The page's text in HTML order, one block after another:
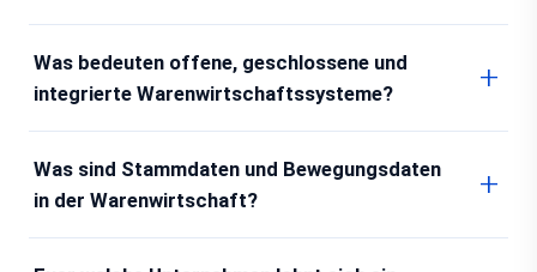
Was bedeuten offene, geschlossene und
integrierte Warenwirtschaftssysteme?
Was sind Stammdaten und Bewegungsdaten
in der Warenwirtschaft?